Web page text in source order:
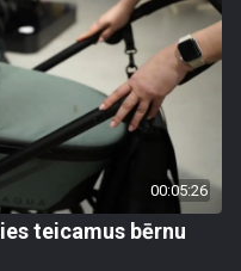
00:05:26
teicamus bērnu